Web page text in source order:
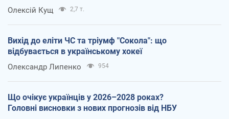
Олексій Кущ 2,7 т.
Вихід до еліти ЧС та тріумф "Сокола": що
відбувається в українському хокеї
Олександр Липенко 954
Що очікує українців у 2026–2028 роках?
Головні висновки з нових прогнозів від НБУ